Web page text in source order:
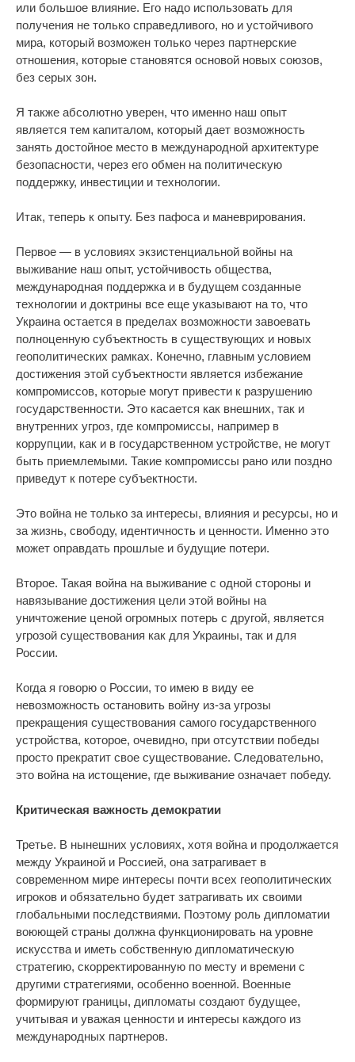
или большое влияние. Его надо использовать для
получения не только справедливого, но и устойчивого
мира, который возможен только через партнерские
отношения, которые становятся основой новых союзов,
без серых зон.
Я также абсолютно уверен, что именно наш опыт
является тем капиталом, который дает возможность
занять достойное место в международной архитектуре
безопасности, через его обмен на политическую
поддержку, инвестиции и технологии.
Итак, теперь к опыту. Без пафоса и маневрирования.
Первое — в условиях экзистенциальной войны на
выживание наш опыт, устойчивость общества,
международная поддержка и в будущем созданные
технологии и доктрины все еще указывают на то, что
Украина остается в пределах возможности завоевать
полноценную субъектность в существующих и новых
геополитических рамках. Конечно, главным условием
достижения этой субъектности является избежание
компромиссов, которые могут привести к разрушению
государственности. Это касается как внешних, так и
внутренних угроз, где компромиссы, например в
коррупции, как и в государственном устройстве, не могут
быть приемлемыми. Такие компромиссы рано или поздно
приведут к потере субъектности.
Это война не только за интересы, влияния и ресурсы, но и
за жизнь, свободу, идентичность и ценности. Именно это
может оправдать прошлые и будущие потери.
Второе. Такая война на выживание с одной стороны и
навязывание достижения цели этой войны на
уничтожение ценой огромных потерь с другой, является
угрозой существования как для Украины, так и для
России.
Когда я говорю о России, то имею в виду ее
невозможность остановить войну из-за угрозы
прекращения существования самого государственного
устройства, которое, очевидно, при отсутствии победы
просто прекратит свое существование. Следовательно,
это война на истощение, где выживание означает победу.
Критическая важность демократии
Третье. В нынешних условиях, хотя война и продолжается
между Украиной и Россией, она затрагивает в
современном мире интересы почти всех геополитических
игроков и обязательно будет затрагивать их своими
глобальными последствиями. Поэтому роль дипломатии
воюющей страны должна функционировать на уровне
искусства и иметь собственную дипломатическую
стратегию, скорректированную по месту и времени с
другими стратегиями, особенно военной. Военные
формируют границы, дипломаты создают будущее,
учитывая и уважая ценности и интересы каждого из
международных партнеров.